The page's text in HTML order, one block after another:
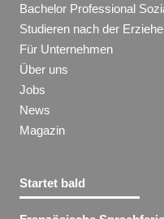
Bachelor Professional
Studieren nach der
Für Unternehmen
Über uns
Jobs
News
Magazin
Startet bald